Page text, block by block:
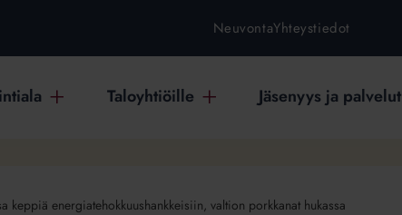
NeuvontaYhteystiedot
Taloyhtiöille Jäsenyys ja palvelut
keppiä energiatehokkuushankkeisiin, valtion porkkanat hukassa